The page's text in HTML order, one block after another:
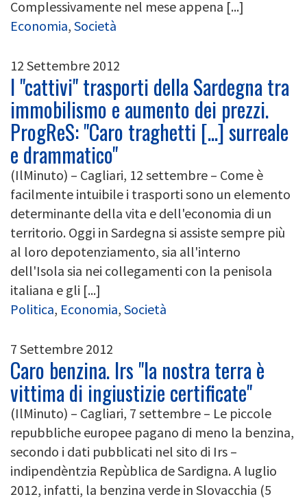
Complessivamente nel mese appena [...]
Economia, Società
12 Settembre 2012
I "cattivi" trasporti della Sardegna tra
immobilismo e aumento dei prezzi.
ProgReS: "Caro traghetti [...] surreale
e drammatico"
(IlMinuto) – Cagliari, 12 settembre – Come è
facilmente intuibile i trasporti sono un elemento
determinante della vita e dell'economia di un
territorio. Oggi in Sardegna si assiste sempre più
al loro depotenziamento, sia all'interno
dell'Isola sia nei collegamenti con la penisola
italiana e gli [...]
Politica, Economia, Società
7 Settembre 2012
Caro benzina. Irs "la nostra terra è
vittima di ingiustizie certificate"
(IlMinuto) – Cagliari, 7 settembre – Le piccole
repubbliche europee pagano di meno la benzina,
secondo i dati pubblicati nel sito di Irs –
indipendèntzia Repùblica de Sardigna. A luglio
2012, infatti, la benzina verde in Slovacchia (5